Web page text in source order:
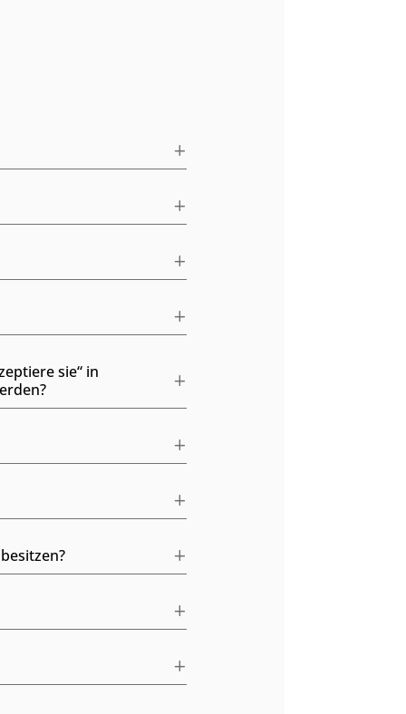
sie“ in